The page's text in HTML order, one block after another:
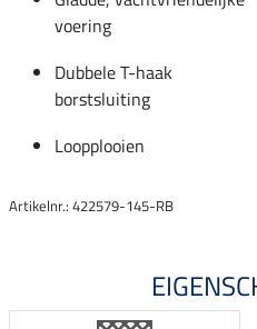
voering
Dubbele T-haak
borstsluiting
Loopplooien
Artikelnr.: 422579-145-RB